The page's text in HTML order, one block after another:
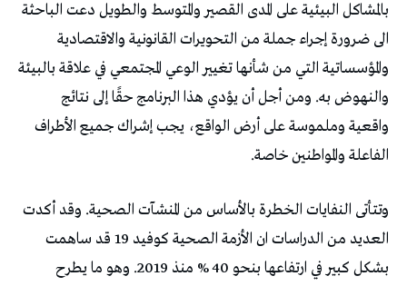
بالمشاكل البيئية على المدى القصير والمتوسط والطويل دعت الباحثة
الى ضرورة إجراء جملة من التحويرات القانونية والاقتصادية
والمؤسساتية التي من شأنها تغيير الوعي المجتمعي في علاقة بالبيئة
والنهوض به. ومن أجل أن يؤدي هذا البرنامج حقًا إلى نتائج
واقعية وملموسة على أرض الواقع، يجب إشراك جميع الأطراف
الفاعلة والمواطنين خاصة.
وتتأتى النفايات الخطرة بالأساس من المنشآت الصحية. وقد أكدت
العديد من الدراسات ان الأزمة الصحية كوفيد 19 قد ساهمت
بشكل كبير في ارتفاعها بنحو 40 % منذ 2019. وهو ما يطرح